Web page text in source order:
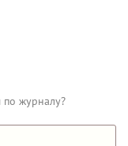
по журналу?